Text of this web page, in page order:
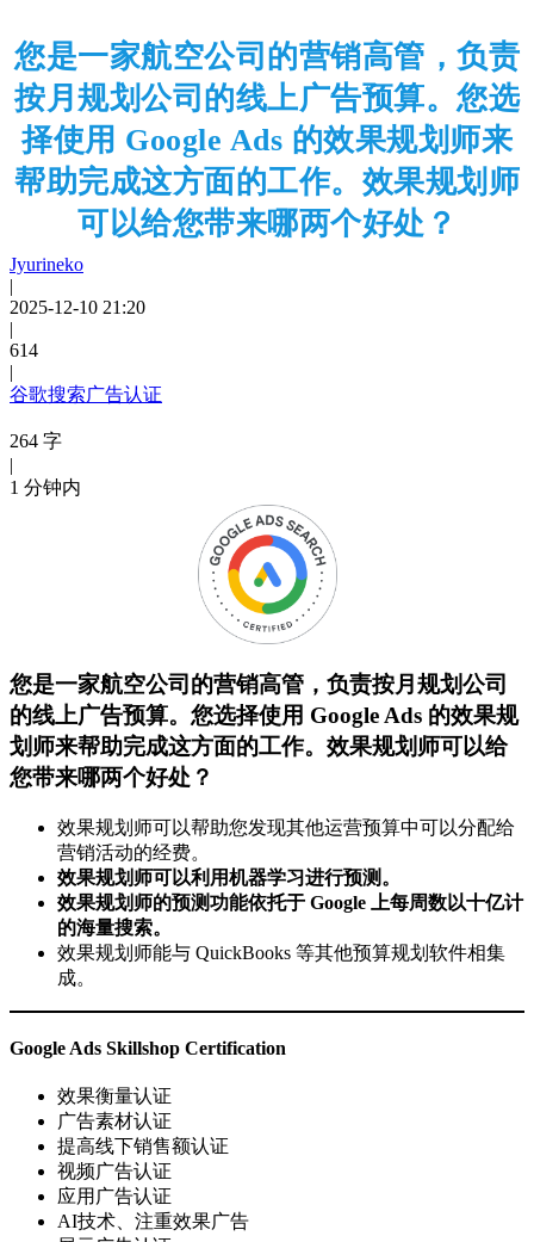
您是一家航空公司的营销高管，负责
按月规划公司的线上广告预算。您选
择使用 Google Ads 的效果规划师来
帮助完成这方面的工作。效果规划师
可以给您带来哪两个好处？
Jyurineko
|
2025-12-10 21:20
|
614
|
谷歌搜索广告认证
264 字
|
1 分钟内
您是一家航空公司的营销高管，负责按月规划公司
的线上广告预算。您选择使用 Google Ads 的效果规
划师来帮助完成这方面的工作。效果规划师可以给
您带来哪两个好处？
效果规划师可以帮助您发现其他运营预算中可以分配给
营销活动的经费。
效果规划师可以利用机器学习进行预测。
效果规划师的预测功能依托于 Google 上每周数以十亿计
的海量搜索。
效果规划师能与 QuickBooks 等其他预算规划软件相集
成。
Google Ads Skillshop Certification
效果衡量认证
广告素材认证
提高线下销售额认证
视频广告认证
应用广告认证
AI技术、注重效果广告